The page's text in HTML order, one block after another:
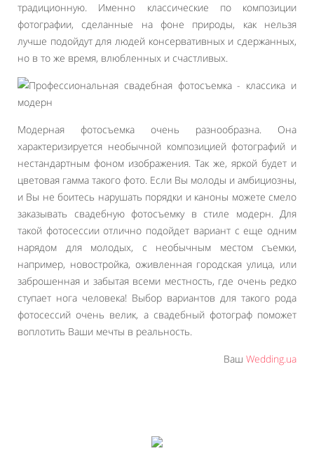
традиционную. Именно классические по композиции
фотографии, сделанные на фоне природы, как нельзя
лучше подойдут для людей консервативных и сдержанных,
но в то же время, влюбленных и счастливых.
Модерная фотосъемка очень разнообразна. Она
характеризируется необычной композицией фотографий и
нестандартным фоном изображения. Так же, яркой будет и
цветовая гамма такого фото. Если Вы молоды и амбициозны,
и Вы не боитесь нарушать порядки и каноны можете смело
заказывать свадебную фотосъемку в стиле модерн. Для
такой фотосессии отлично подойдет вариант с еще одним
нарядом для молодых, с необычным местом съемки,
например, новостройка, оживленная городская улица, или
заброшенная и забытая всеми местность, где очень редко
ступает нога человека! Выбор вариантов для такого рода
фотосессий очень велик, а свадебный фотограф поможет
воплотить Ваши мечты в реальность.
Ваш Wedding.ua